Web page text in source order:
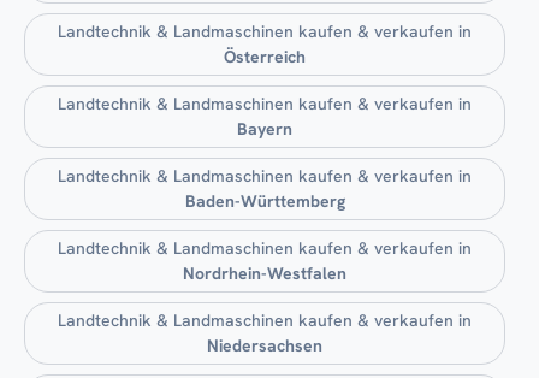
Landtechnik & Landmaschinen kaufen & verkaufen in
Österreich
Landtechnik & Landmaschinen kaufen & verkaufen in
Bayern
Landtechnik & Landmaschinen kaufen & verkaufen in
Baden-Württemberg
Landtechnik & Landmaschinen kaufen & verkaufen in
Nordrhein-Westfalen
Landtechnik & Landmaschinen kaufen & verkaufen in
Niedersachsen